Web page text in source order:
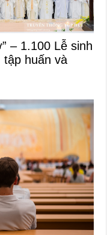
– 1.100 Lễ sinh
huấn và